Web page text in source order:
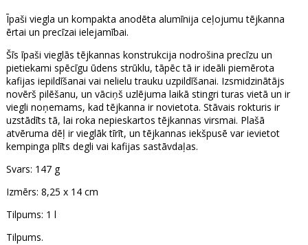
Īpaši viegla un kompakta anodēta alumīnija ceļojumu tējkanna
ērtai un precīzai ielejamībai.
Šīs īpaši vieglās tējkannas konstrukcija nodrošina precīzu un
pietiekami spēcīgu ūdens strūklu, tāpēc tā ir ideāli piemērota
kafijas iepildīšanai vai nelielu trauku uzpildīšanai. Izsmidzinātājs
novērš pilēšanu, un vāciņš uzlējuma laikā stingri turas vietā un ir
viegli noņemams, kad tējkanna ir novietota. Stāvais rokturis ir
uzstādīts tā, lai roka nepieskartos tējkannas virsmai. Plašā
atvēruma dēļ ir vieglāk tīrīt, un tējkannas iekšpusē var ievietot
kempinga plīts degli vai kafijas sastāvdaļas.
Svars: 147 g
Izmērs: 8,25 x 14 cm
Tilpums: 1 l
Tilpums.